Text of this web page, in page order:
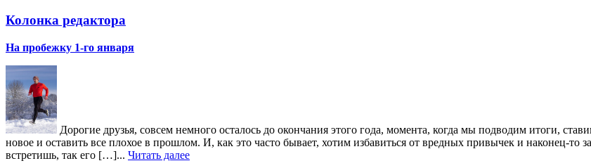
Колонка редактора
На пробежку 1-го января
Дорогие друзья, совсем немного осталось до окончания этого года, момента, когда мы подводим итоги,
новое и оставить все плохое в прошлом. И, как это часто бывает, хотим избавиться от вредных привычек и наконец-
встретишь, так его […]... Читать далее